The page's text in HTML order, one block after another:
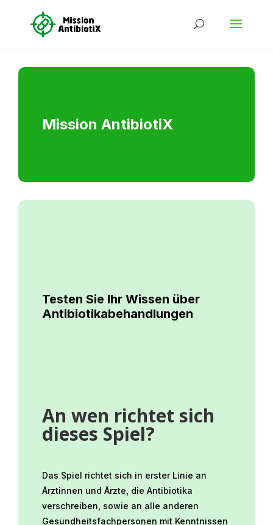
Mission AntibiotiX
Testen Sie Ihr Wissen über
Antibiotikabehandlungen
An wen richtet sich
dieses Spiel?
Das Spiel richtet sich in erster Linie an
Ärztinnen und Ärzte, die Antibiotika
verschreiben, sowie an alle anderen
Gesundheitsfachpersonen mit Kenntnissen